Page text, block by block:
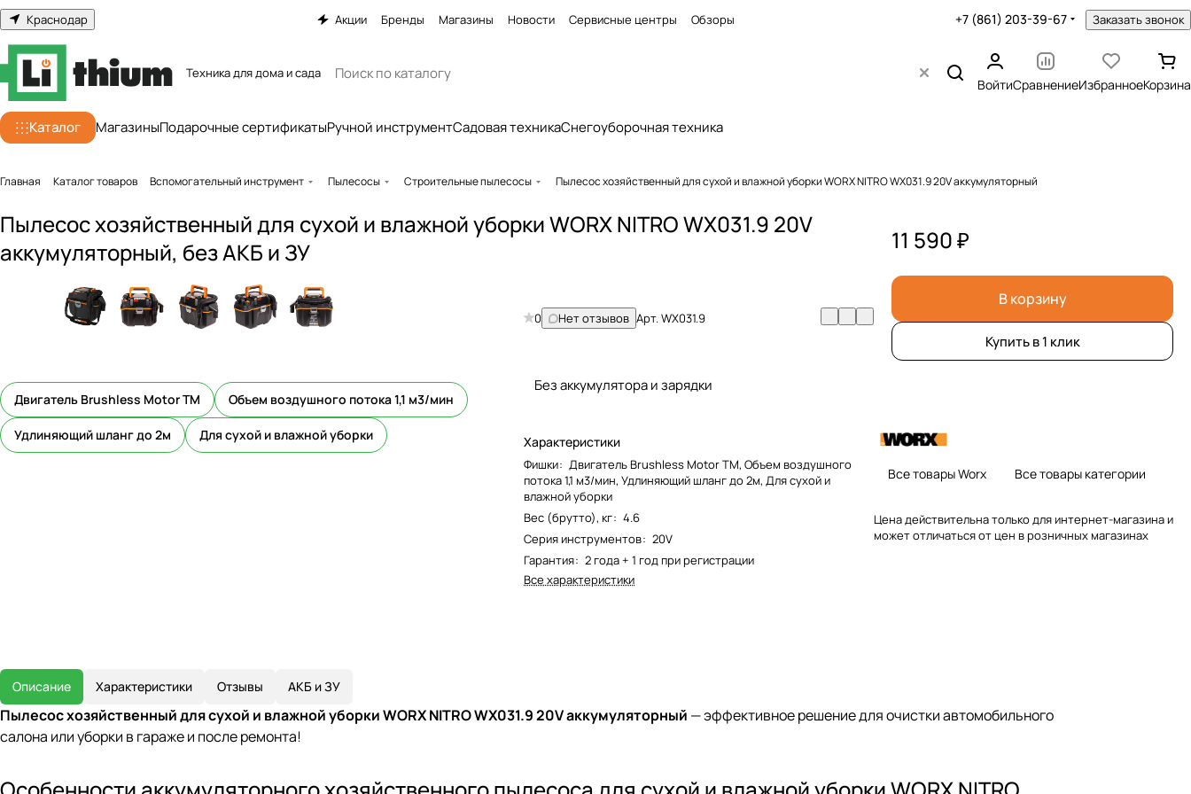
Краснодар Акции Бренды Магазины Новости Сервисные центры Обзоры +7 (861) 203-39-67 Заказать звонок
Техника для дома и сада
ВойтиСравнениеИзбранноеКорзина
Каталог МагазиныПодарочные сертификатыРучной инструментСадовая техникаСнегоуборочная техника
Главная Каталог товаров Вспомогательный инструмент Пылесосы Строительные пылесосы Пылесос хозяйственный для сухой и влажной уборки WORX NITRO WX031.9 20V аккумуляторный
Пылесос хозяйственный для сухой и влажной уборки WORX NITRO WX031.9 20V
аккумуляторный, без АКБ и ЗУ
Двигатель Brushless Motor TM Объем воздушного потока 1,1 м3/мин
Удлиняющий шланг до 2м Для сухой и влажной уборки
0 Нет отзывов Арт.WX031.9
Без аккумулятора и зарядки
Характеристики
Фишки: Двигатель Brushless Motor TM, Объем воздушного
потока 1,1 м3/мин, Удлиняющий шланг до 2м, Для сухой и
влажной уборки
Вес (брутто), кг: 4.6
Серия инструментов: 20V
Гарантия: 2 года + 1 год при регистрации
Все характеристики
11 590 ₽
В корзину
Купить в 1 клик
Все товары Worx Все товары категории
Цена действительна только для интернет-магазина и
может отличаться от цен в розничных магазинах
Описание Характеристики Отзывы АКБ и ЗУ
Пылесос хозяйственный для сухой и влажной уборки WORX NITRO WX031.9 20V аккумуляторный — эффективное решение для очистки автомобильного
салона или уборки в гараже и после ремонта!